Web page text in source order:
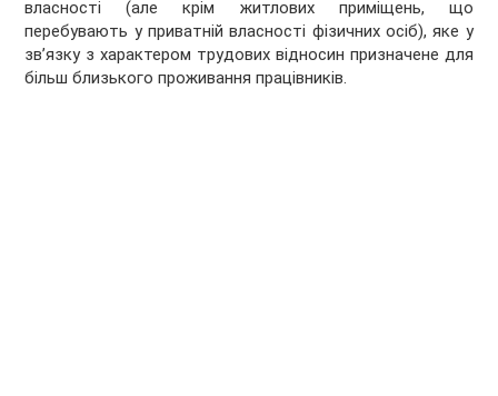
власності (але крім житлових приміщень, що
перебувають у приватній власності фізичних осіб), яке у
зв’язку з характером трудових відносин призначене для
більш близького проживання працівників.